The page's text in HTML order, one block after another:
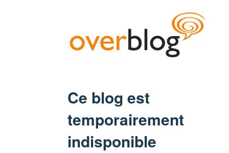
Ce blog est
temporairement
indisponible